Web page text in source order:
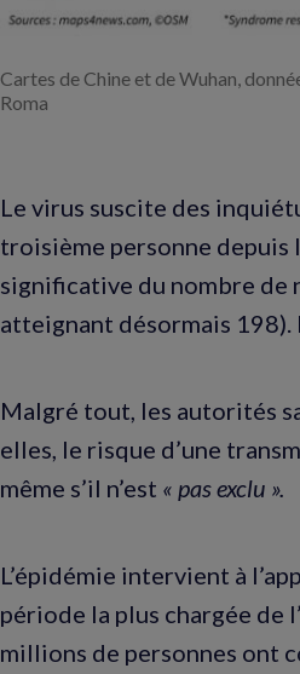
Cartes de Chine et de Wuhan,
Roma
Le virus suscite des
troisième personne depuis
significative du nombre de
atteignant désormais
Malgré tout, les autorités
elles, le risque d’une
même s’il n’est « pas exclu ».
L’épidémie intervient à
période la plus chargée de
millions de personnes ont